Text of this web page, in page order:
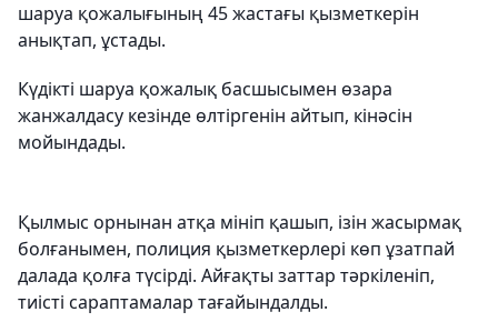
шаруа қожалығының 45 жастағы қызметкерін
анықтап, ұстады.
Күдікті шаруа қожалық басшысымен өзара
жанжалдасу кезінде өлтіргенін айтып, кінәсін
мойындады.
Қылмыс орнынан атқа мініп қашып, ізін жасырмақ
болғанымен, полиция қызметкерлері көп ұзатпай
далада қолға түсірді. Айғақты заттар тәркіленіп,
тиісті сараптамалар тағайындалды.